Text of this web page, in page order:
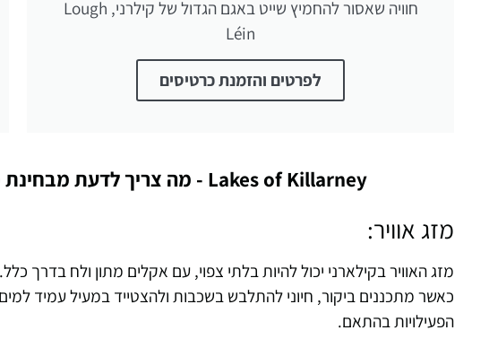
חוויה שאסור להחמיץ שייט באגם הגדול של קילרני, Lough
Léin
לפרטים והזמנת כרטיסים
Lakes of Killarney - מה צריך לדעת מבחינת מזג אוויר, בעלי חיים, שיט, אטרקציות וכו'
מזג אוויר:
מזג האוויר בקילארני יכול להיות בלתי צפוי, עם אקלים מתון ולח בדרך
כאשר מתכננים ביקור, חיוני להתלבש בשכבות ולהצטייד במעיל עמיד
הפעילויות בהתאם.